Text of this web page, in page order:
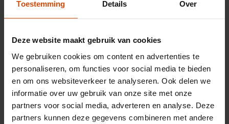
Toestemming Details Over
Deze website maakt gebruik van cookies
We gebruiken cookies om content en advertenties te
personaliseren, om functies voor social media te bieden
en om ons websiteverkeer te analyseren. Ook delen we
informatie over uw gebruik van onze site met onze
partners voor social media, adverteren en analyse. Deze
partners kunnen deze gegevens combineren met andere
Expert Wieringerwerf
Expert Ermelo
Expert Krimpen a/d Ijssel
Expert Leeuwarden